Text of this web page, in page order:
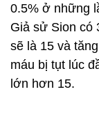
0.5% ở những
Giả sử Sion có
sẽ là 15 và
máu bị tụt lúc
lớn hơn 15.